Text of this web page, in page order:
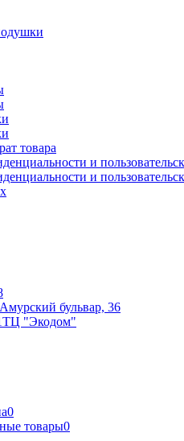
товара
и
и
Амурский бульвар, 36
ТЦ "Экодом"
0
товары0